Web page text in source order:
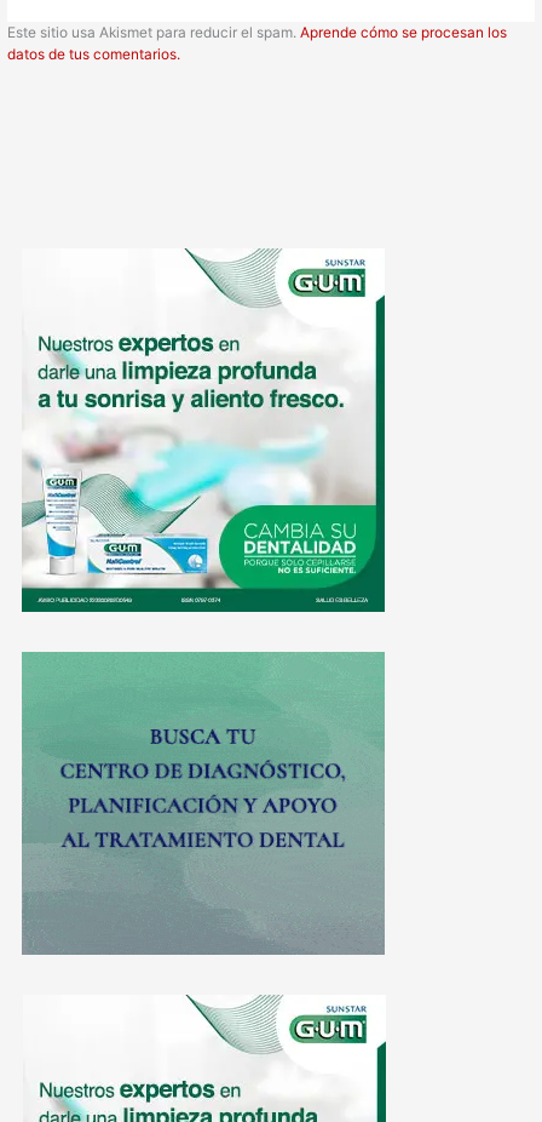
Este sitio usa Akismet para reducir el spam.Aprende cómo se procesan los
datos de tus comentarios.